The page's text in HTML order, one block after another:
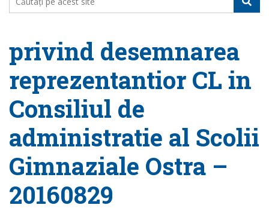
privind desemnarea
reprezentantior CL in
Consiliul de
administratie al Scolii
Gimnaziale Ostra –
20160829